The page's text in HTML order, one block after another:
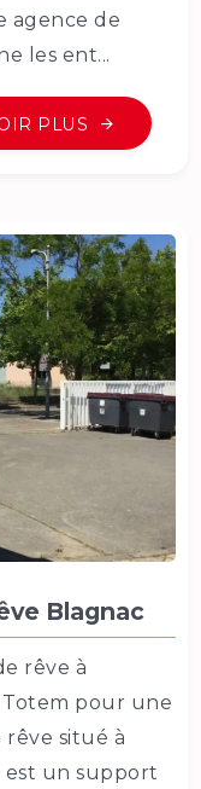
agence de
les ent...
PLUS
Blagnac
rêve à
Totem pour une
situé à
est un support